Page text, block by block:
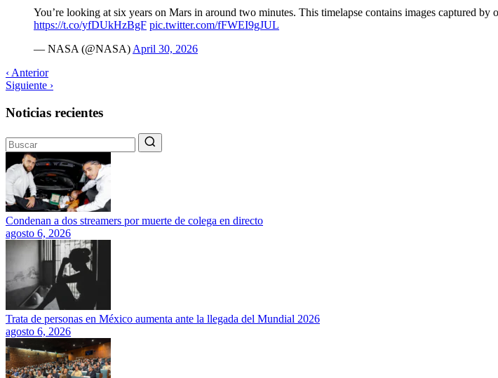
You’re looking at six years on Mars in around two minutes. This timelapse contains images captured
https://t.co/yfDUkHzBgF pic.twitter.com/fFWEI9gJUL
— NASA (@NASA) April 30, 2026
‹ Anterior
Siguiente ›
Noticias recientes
Condenan a dos streamers por muerte de colega en directo
agosto 6, 2026
Trata de personas en México aumenta ante la llegada del Mundial 2026
agosto 6, 2026